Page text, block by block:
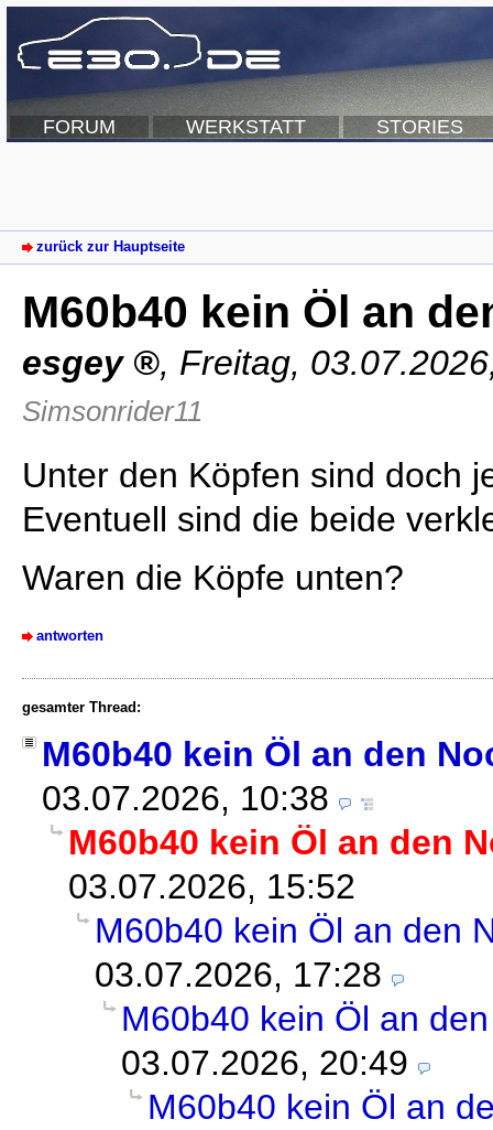
FORUM WERKSTATT STORIES
zurück zur Hauptseite
M60b40 kein Öl an
esgey , Freitag,
Simsonrider11
Unter den Köpfen sind doch
Eventuell sind die beide
Waren die Köpfe unten?
antworten
gesamter Thread:
M60b40 kein Öl an den
03.07.2026, 10:38
M60b40 kein Öl an den
03.07.2026, 15:52
M60b40 kein Öl an den
03.07.2026, 17:28
M60b40 kein Öl an
03.07.2026, 20:49
M60b40 kein Öl an